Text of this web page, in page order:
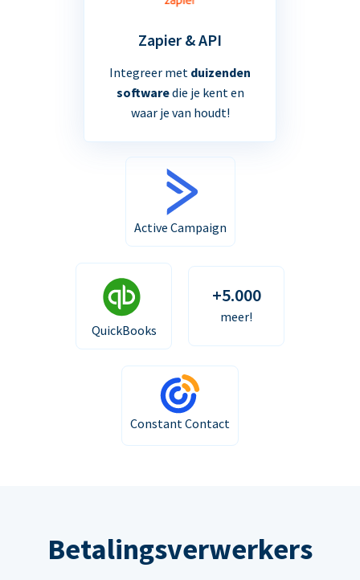
Zapier & API
Integreer met duizenden
softwaredie je kent en
waar je van houdt!
Active Campaign
QuickBooks
+5.000
meer!
Constant Contact
Betalingsverwerkers